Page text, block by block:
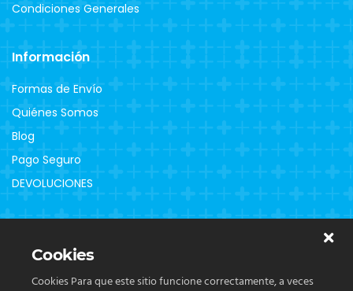
Condiciones Generales
Información
Formas de Envío
Quiénes Somos
Blog
Pago Seguro
DEVOLUCIONES
Contacto
Cookies
Cookies Para que este sitio funcione correctamente, a veces